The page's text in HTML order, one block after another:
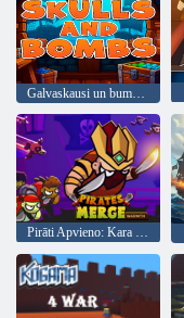
Galvaskausi un bumbas
Pirāti Apvieno: Kara ceļš